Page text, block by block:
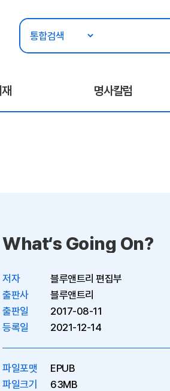
명사칼럼
What‘s Going On?
저자
블루앤트리 편집부
출판사
블루앤트리
출판일
2017-08-11
등록일
2021-12-14
파일포맷
EPUB
파일크기
63MB